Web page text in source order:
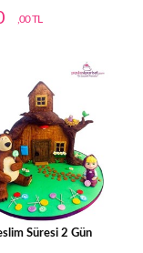
,00 TL
Süresi 2 Gün